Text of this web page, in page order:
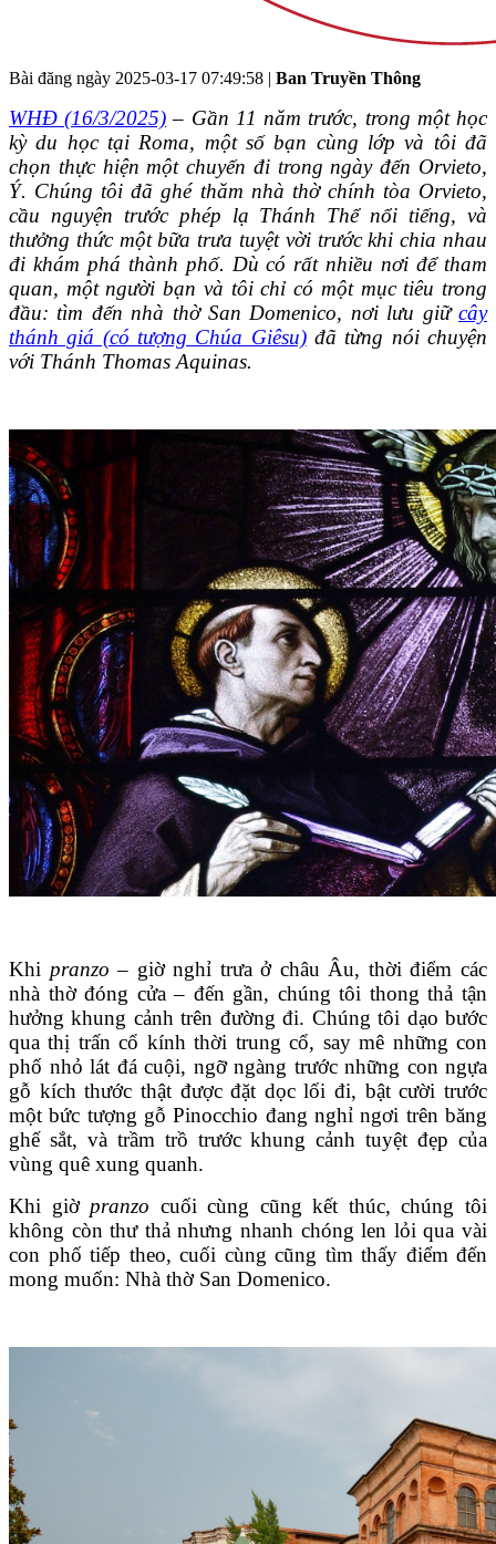
Bài đăng ngày 2025-03-17 07:49:58 | Ban Truyền Thông
WHĐ (16/3/2025) – Gần 11 năm trước, trong một học
kỳ du học tại Roma, một số bạn cùng lớp và tôi đã
chọn thực hiện một chuyến đi trong ngày đến Orvieto,
Ý. Chúng tôi đã ghé thăm nhà thờ chính tòa Orvieto,
cầu nguyện trước phép lạ Thánh Thể nổi tiếng, và
thưởng thức một bữa trưa tuyệt vời trước khi chia nhau
đi khám phá thành phố. Dù có rất nhiều nơi để tham
quan, một người bạn và tôi chỉ có một mục tiêu trong
đầu: tìm đến nhà thờ San Domenico, nơi lưu giữ cây
thánh giá (có tượng Chúa Giêsu)đã từng nói chuyện
với Thánh Thomas Aquinas.
Khi pranzo – giờ nghỉ trưa ở châu Âu, thời điểm các
nhà thờ đóng cửa – đến gần, chúng tôi thong thả tận
hưởng khung cảnh trên đường đi. Chúng tôi dạo bước
qua thị trấn cổ kính thời trung cổ, say mê những con
phố nhỏ lát đá cuội, ngỡ ngàng trước những con ngựa
gỗ kích thước thật được đặt dọc lối đi, bật cười trước
một bức tượng gỗ Pinocchio đang nghỉ ngơi trên băng
ghế sắt, và trầm trồ trước khung cảnh tuyệt đẹp của
vùng quê xung quanh.
Khi giờ pranzo cuối cùng cũng kết thúc, chúng tôi
không còn thư thả nhưng nhanh chóng len lỏi qua vài
con phố tiếp theo, cuối cùng cũng tìm thấy điểm đến
mong muốn: Nhà thờ San Domenico.